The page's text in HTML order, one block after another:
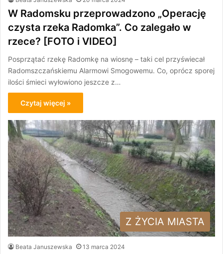
W Radomsku przeprowadzono „Operację
czysta rzeka Radomka”. Co zalegało w
rzece? [FOTO i VIDEO]
Posprzątać rzekę Radomkę na wiosnę – taki cel przyświecał
Radomszczańskiemu Alarmowi Smogowemu. Co, oprócz sporej
ilości śmieci wyłowiono jeszcze z…
Czytaj więcej »
Z ŻYCIA MIASTA
Beata Januszewska 13 marca 2024